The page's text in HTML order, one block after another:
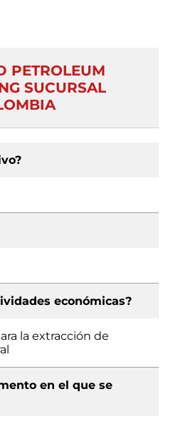
PETROLEUM
SUCURSAL
económicas?
la extracción de
en el que se